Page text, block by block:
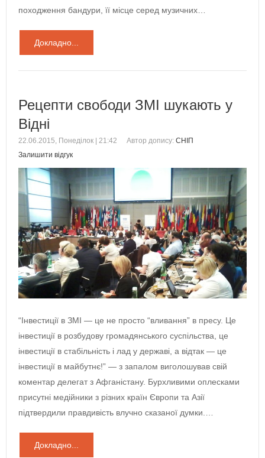
походження бандури, її місце серед музичних…
Докладно...
Рецепти свободи ЗМІ шукають у
Відні
22.06.2015, Понеділок | 21:42 Автор допису: СНІП
Залишити відгук
“Інвестиції в ЗМІ — це не просто “вливання” в пресу. Це
інвестиції в розбудову громадянського суспільства, це
інвестиції в стабільність і лад у державі, а відтак — це
інвестиції в майбутнє!” — з запалом виголошував свій
коментар делегат з Афганістану. Бурхливими оплесками
присутні медійники з різних країн Європи та Азії
підтвердили правдивість влучно сказаної думки.…
Докладно...